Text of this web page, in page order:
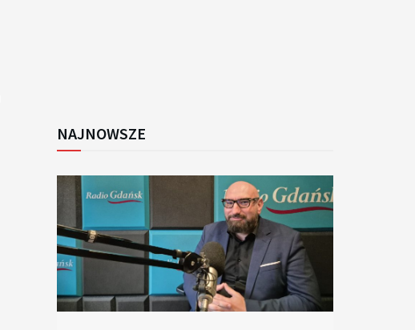
NAJNOWSZE